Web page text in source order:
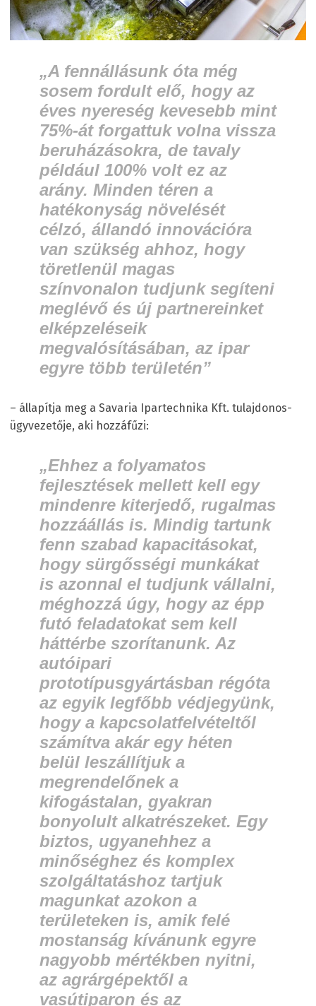
„A fennállásunk óta még
sosem fordult elő, hogy az
éves nyereség kevesebb mint
75%-át forgattuk volna vissza
beruházásokra, de tavaly
például 100% volt ez az
arány. Minden téren a
hatékonyság növelését
célzó, állandó innovációra
van szükség ahhoz, hogy
töretlenül magas
színvonalon tudjunk segíteni
meglévő és új partnereinket
elképzeléseik
megvalósításában, az ipar
egyre több területén”
– állapítja meg a Savaria Ipartechnika Kft. tulajdonos-
ügyvezetője, aki hozzáfűzi:
„Ehhez a folyamatos
fejlesztések mellett kell egy
mindenre kiterjedő, rugalmas
hozzáállás is. Mindig tartunk
fenn szabad kapacitásokat,
hogy sürgősségi munkákat
is azonnal el tudjunk vállalni,
méghozzá úgy, hogy az épp
futó feladatokat sem kell
háttérbe szorítanunk. Az
autóipari
prototípusgyártásban régóta
az egyik legfőbb védjegyünk,
hogy a kapcsolatfelvételtől
számítva akár egy héten
belül leszállítjuk a
megrendelőnek a
kifogástalan, gyakran
bonyolult alkatrészeket. Egy
biztos, ugyanehhez a
minőséghez és komplex
szolgáltatáshoz tartjuk
magunkat azokon a
területeken is, amik felé
mostanság kívánunk egyre
nagyobb mértékben nyitni,
az agrárgépektől a
vasútiparon és az